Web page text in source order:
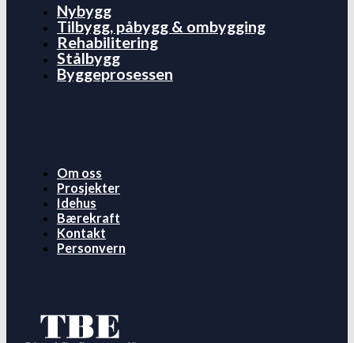
Nybygg
Tilbygg, påbygg & ombygging
Rehabilitering
Stålbygg
Byggeprosessen
Om oss
Prosjekter
Idehus
Bærekraft
Kontakt
Personvern